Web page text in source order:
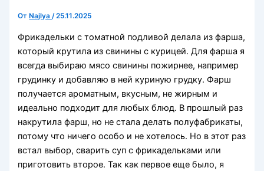
От Najlya/25.11.2025
Фрикадельки с томатной подливой делала из фарша,
который крутила из свинины с курицей. Для фарша я
всегда выбираю мясо свинины пожирнее, например
грудинку и добавляю в ней куриную грудку. Фарш
получается ароматным, вкусным, не жирным и
идеально подходит для любых блюд. В прошлый раз
накрутила фарш, но не стала делать полуфабрикаты,
потому что ничего особо и не хотелось. Но в этот раз
встал выбор, сварить суп с фрикадельками или
приготовить второе. Так как первое еще было, я